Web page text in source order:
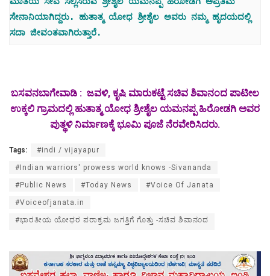
ಸೇನಾನಿಯಾಗಿದ್ದರು. ಹುತಾತ್ಮ ಯೋಧ ಶ್ರೀಶೈಲ ಅವರು ನಮ್ಮ ಹೃದಯದಲ್ಲಿ
ಸದಾ ಜೀವಂತವಾಗಿರುತ್ತಾರೆ.
ಬಸವನಬಾಗೇವಾಡಿ : ಜವಳಿ, ಕೃಷಿ ಮಾರುಕಟ್ಟೆ ಸಚಿವ ಶಿವಾನಂದ ಪಾಟೀಲ
ಉಕ್ಕಲಿ ಗ್ರಾಮದಲ್ಲಿ ಹುತಾತ್ಮ ಯೋಧ ಶ್ರೀಶೈಲ ಯಮನಪ್ಪ ಹಿರೋಡಗಿ ಅವರ
ಪುತ್ಥಳಿ ನಿರ್ಮಾಣಕ್ಕೆ ಭೂಮಿ ಪೂಜೆ ನೆರವೇರಿಸಿದರು.
Tags: #indi / vijayapur
#Indian warriors' prowess world knows -Sivananda
#Public News #Today News #Voice Of Janata
#Voiceofjanata.in
#ಭಾರತೀಯ ಯೋಧರ ಪರಾಕ್ರಮ ಜಗತ್ತಿಗೆ ಗೊತ್ತು -ಸಚಿವ ಶಿವಾನಂದ